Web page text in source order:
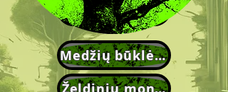
Naujienos
Medžių būklės vertinimas
Želdinių monitoringas